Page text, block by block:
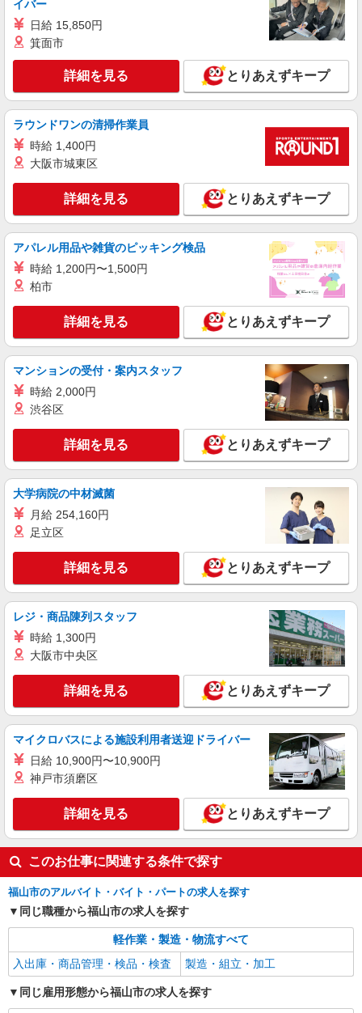
株式会社テクノ・サービス/お仕事No/0901146
広島県福山市 ＊車・バイク通勤OK
キープ 詳細を見る
派遣社員
株式会社テクノ・サービス/お仕事No/0827201
機械オペレーターなど
時給1200円交通費全額支給
広島県福山市 ＊車・バイク通勤OK
キープ 詳細を見る
株式会社テクノ・サービス/お仕事No/0888225
検品・梱包業務など
時給1140円交通費全額支給
広島県福山市 ＊車・バイク通勤OK
詳細を見る
株式会社テクノ・サービス/お仕事No/0860492
部品の機械加工など
キープ 詳細を見る
イバー
日給 15,850円
箕面市
詳細を見る とりあえずキープ
ラウンドワンの清掃作業員
時給 1,400円
大阪市城東区
詳細を見る とりあえずキープ
アパレル用品や雑貨のピッキング検品
時給 1,200円〜1,500円
柏市
詳細を見る とりあえずキープ
マンションの受付・案内スタッフ
時給 2,000円
渋谷区
詳細を見る とりあえずキープ
大学病院の中材滅菌
月給 254,160円
足立区
詳細を見る とりあえずキープ
レジ・商品陳列スタッフ
時給 1,300円
大阪市中央区
詳細を見る とりあえずキープ
マイクロバスによる施設利用者送迎ドライバー
日給 10,900円〜10,900円
神戸市須磨区
詳細を見る とりあえずキープ
このお仕事に関連する条件で探す
福山市のアルバイト・バイト・パートの求人を探す
同じ職種から福山市の求人を探す
軽作業・製造・物流すべて
入出庫・商品管理・検品・検査
製造・組立・加工
同じ雇用形態から福山市の求人を探す